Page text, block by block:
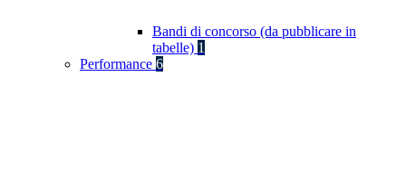
Bandi di concorso (da pubblicare in
tabelle) 1
Performance 6